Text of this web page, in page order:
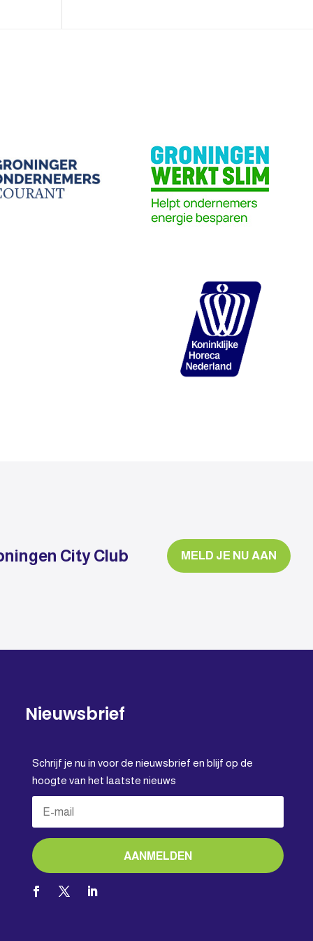
City Club MELD JE NU AAN
Nieuwsbrief
Schrijf je nu in voor de nieuwsbrief en blijf op de
hoogte van het laatste nieuws
AANMELDEN